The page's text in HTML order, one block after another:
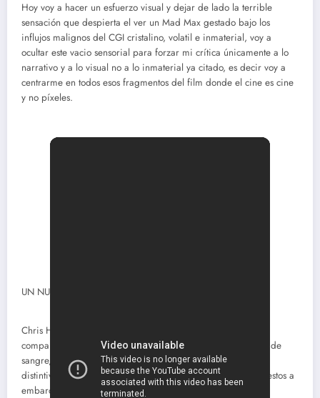
Hoy voy a hacer un esfuerzo visual y dejar de lado la terrible
sensación que despierta el ver un Mad Max gestado bajo los
influjos malignos del CGI cristalino, volatil e inmaterial, voy a
ocultar este vacio sensorial para forzar mi crítica únicamente a lo
narrativo y a lo visual no a lo inmaterial ya citado, es decir voy a
centrarme en todos esos fragmentos del film donde el cine es cine
y no píxeles.
UN NUEVO MAD MAX.
Chris Hemsworth asume el papel del villano Dr. Dementus,
compartiendo el protagonismo en una película impregnada de
sangre, gasolina y motores rugientes, en línea con el estilo
distintivo del renombrado director australiano. ¿Están dispuestos a
embarcarse en esta vertiginosa odisea una vez más?